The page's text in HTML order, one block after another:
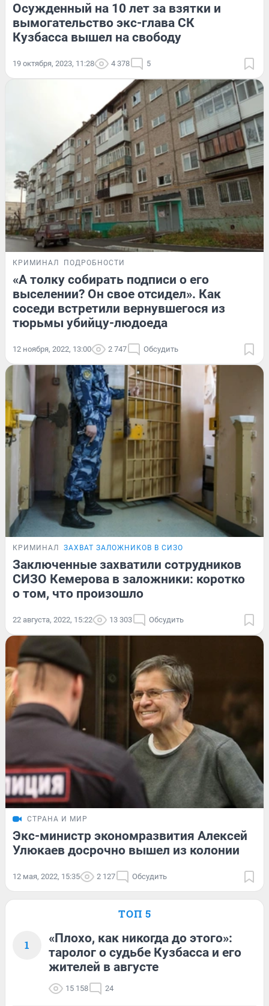
Осужденный на 10 лет за взятки и
вымогательство экс-глава СК
Кузбасса вышел на свободу
19 октября, 2023, 11:28 4 378 5
КРИМИНАЛ ПОДРОБНОСТИ
«А толку собирать подписи о его
выселении? Он свое отсидел». Как
соседи встретили вернувшегося из
тюрьмы убийцу-людоеда
12 ноября, 2022, 13:00 2 747 Обсудить
КРИМИНАЛ ЗАХВАТ ЗАЛОЖНИКОВ В СИЗО
Заключенные захватили сотрудников
СИЗО Кемерова в заложники: коротко
о том, что произошло
22 августа, 2022, 15:22 13 303 Обсудить
СТРАНА И МИР
Экс-министр экономразвития Алексей
Улюкаев досрочно вышел из колонии
12 мая, 2022, 15:35 2 127 Обсудить
ТОП 5
1
«Плохо, как никогда до этого»:
таролог о судьбе Кузбасса и его
жителей в августе
15 158 24